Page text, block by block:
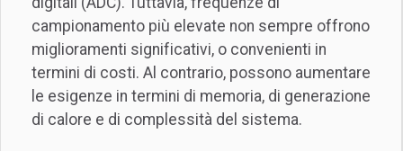
campionamento più elevate non sempre offrono
miglioramenti significativi, o convenienti in
termini di costi. Al contrario, possono aumentare
le esigenze in termini di memoria, di generazione
di calore e di complessità del sistema.